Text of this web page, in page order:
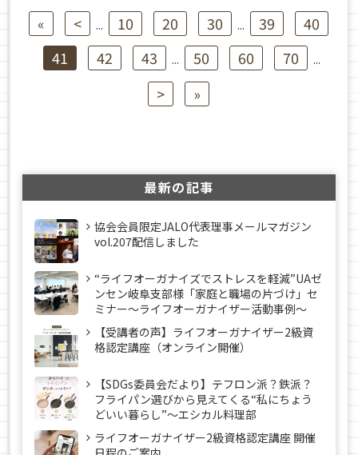
« < ... 10 20 30 ... 39
40
41
42 43 ... 50 60 70 ...
> »
最新の記事
協会会員限定JALO代表理事メールマガジン
vol.207配信しました
“ライフオーガナイズでストレスを軽減”UAゼ
ンセン岐阜支部様「家庭と職場の片づけ」セ
ミナー～ライフオーガナイザー活動事例〜
【受講者の声】ライフオーガナイザー2級資
格認定講座（オンライン開催）
【SDGs委員会だより】テフロン派？鉄派？
フライパン選びから見えてくる“私にちょう
どいい暮らし”～エシカル料理部
ライフオーガナイザー2級資格認定講座 開催